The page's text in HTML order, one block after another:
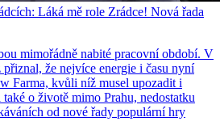
Láká mě role Zrádce! Nová řada
mimořádně nabité pracovní období. V
že nejvíce energie i času nyní
Farma, kvůli níž musel upozadit i
o životě mimo Prahu, nedostatku
od nové řady populární hry